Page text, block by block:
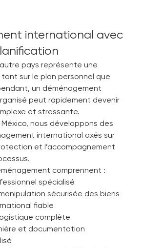
international avec
autre pays représente une
sur le plan personnel que
un déménagement
peut rapidement devenir
et stressante.
México, nous développons des
international axés sur
et l’accompagnement
comprennent :
spécialisé
sécurisée des biens
fiable